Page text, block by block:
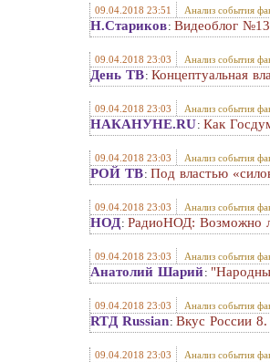
09.04.2018 23:51 Анализ события
Н.Стариков: Видеоблог
09.04.2018 23:03 Анализ события
День ТВ: Концептуальная
09.04.2018 23:03 Анализ события
НАКАНУНЕ.RU: Как
09.04.2018 23:03 Анализ события
РОЙ ТВ: Под властью
09.04.2018 23:03 Анализ события
НОД: РадиоНОД: Возможно
09.04.2018 23:03 Анализ события
Анатолий Шарий:
09.04.2018 23:03 Анализ события
RTД Russian: Вкус России
09.04.2018 23:03 Анализ события